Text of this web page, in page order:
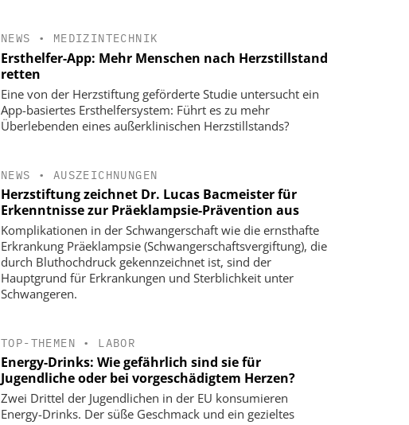
NEWS • MEDIZINTECHNIK
Ersthelfer-App: Mehr Menschen nach Herzstillstand
retten
Eine von der Herzstiftung geförderte Studie untersucht ein
App-basiertes Ersthelfersystem: Führt es zu mehr
Überlebenden eines außerklinischen Herzstillstands?
NEWS • AUSZEICHNUNGEN
Herzstiftung zeichnet Dr. Lucas Bacmeister für
Erkenntnisse zur Präeklampsie-Prävention aus
Komplikationen in der Schwangerschaft wie die ernsthafte
Erkrankung Präeklampsie (Schwangerschaftsvergiftung), die
durch Bluthochdruck gekennzeichnet ist, sind der
Hauptgrund für Erkrankungen und Sterblichkeit unter
Schwangeren.
TOP-THEMEN • LABOR
Energy-Drinks: Wie gefährlich sind sie für
Jugendliche oder bei vorgeschädigtem Herzen?
Zwei Drittel der Jugendlichen in der EU konsumieren
Energy-Drinks. Der süße Geschmack und ein gezieltes